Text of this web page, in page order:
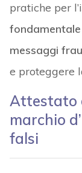
pratiche per
messaggi
e proteggere
Attestato
marchio
falsi